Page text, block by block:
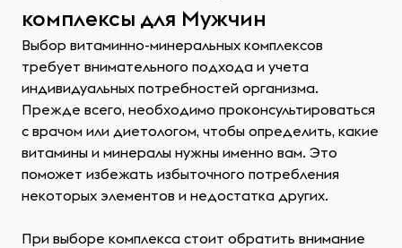
комплексы для Мужчин
Выбор витаминно-минеральных комплексов
требует внимательного подхода и учета
индивидуальных потребностей организма.
Прежде всего, необходимо проконсультироваться
с врачом или диетологом, чтобы определить, какие
витамины и минералы нужны именно вам. Это
поможет избежать избыточного потребления
некоторых элементов и недостатка других.
При выборе комплекса стоит обратить внимание